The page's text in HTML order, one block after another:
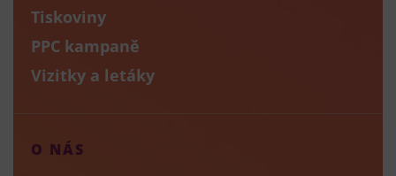
Tiskoviny
PPC kampaně
Vizitky a letáky
O NÁS